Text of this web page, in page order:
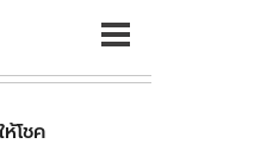
โชค